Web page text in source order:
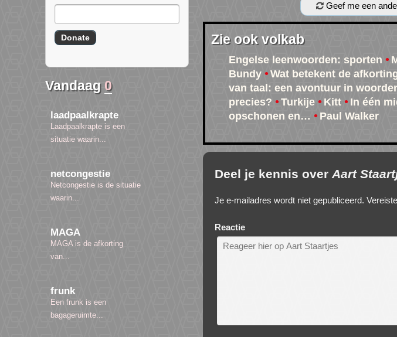
Vandaag 0
laadpaalkrapte
Laadpaalkrapte is een
situatie waarin...
netcongestie
Netcongestie is de situatie
waarin...
MAGA
MAGA is de afkorting
van...
frunk
Een frunk is een
bagageruimte...
Geef me een
Zie ook volkab
Engelse leenwoorden: sporten
Bundy
Wat betekent de
van taal: een avontuur in
precies?
Turkije Kitt
In één
opschonen en…
Paul Walker
Deel je kennis over Aart
Je e-mailadres wordt niet gepubliceerd.
Reactie